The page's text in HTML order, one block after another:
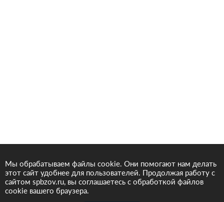
Мы обрабатываем файлы cookie. Они помогают нам делать
этот сайт удобнее для пользователей. Продолжая работу с
сайтом spbzov.ru, вы соглашаетесь с обработкой файлов
cookie вашего браузера.